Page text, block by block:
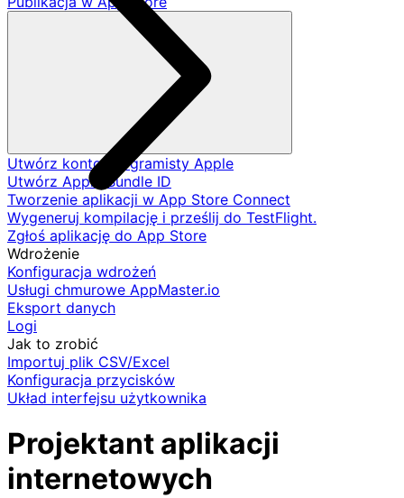
Utwórz konto programisty Apple
Utwórz Apple Bundle ID
Tworzenie aplikacji w App Store Connect
Wygeneruj kompilację i prześlij do TestFlight.
Zgłoś aplikację do App Store
Wdrożenie
Konfiguracja wdrożeń
Usługi chmurowe AppMaster.io
Eksport danych
Logi
Jak to zrobić
Importuj plik CSV/Excel
Konfiguracja przycisków
Układ interfejsu użytkownika
Projektant aplikacji
internetowych